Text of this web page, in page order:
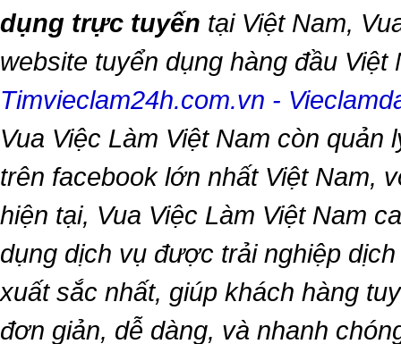
dụng trực tuyến tại Việt Nam,
website tuyển dụng hàng đầu
Timvieclam24h.com.vn -
Vua Việc Làm Việt Nam còn quản
trên facebook lớn nhất Việt Nam,
hiện tại, Vua Việc Làm Việt Nam
dụng dịch vụ được trải nghiệp
xuất sắc nhất, giúp khách hàng
đơn giản, dễ dàng, và nhanh